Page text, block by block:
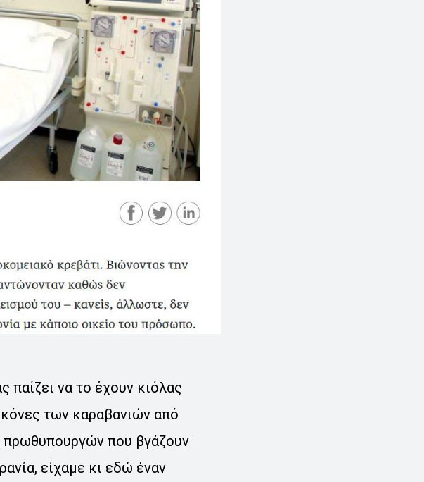
να το έχουν κιόλας
των καραβανιών από
πρωθυπουργών που βγάζουν
είχαμε κι εδώ έναν